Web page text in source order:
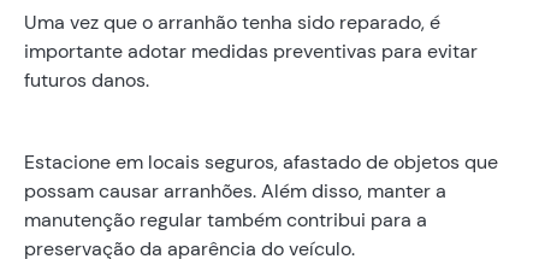
Uma vez que o arranhão tenha sido reparado, é
importante adotar medidas preventivas para evitar
futuros danos.
Estacione em locais seguros, afastado de objetos que
possam causar arranhões. Além disso, manter a
manutenção regular também contribui para a
preservação da aparência do veículo.